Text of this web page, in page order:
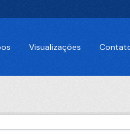
Visualizações